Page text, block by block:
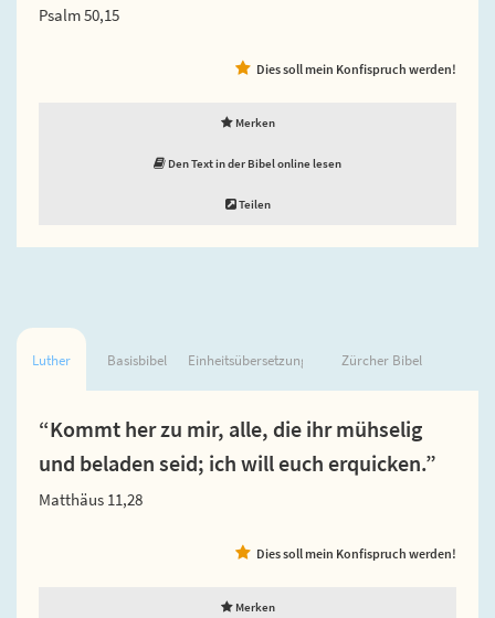
Psalm 50,15
Dies soll mein Konfispruch werden!
Merken
Den Text in der Bibel online lesen
Teilen
Luther Basisbibel Einheitsübersetzung Zürcher Bibel
“Kommt her zu mir, alle, die ihr mühselig
und beladen seid; ich will euch erquicken.”
Matthäus 11,28
Dies soll mein Konfispruch werden!
Merken